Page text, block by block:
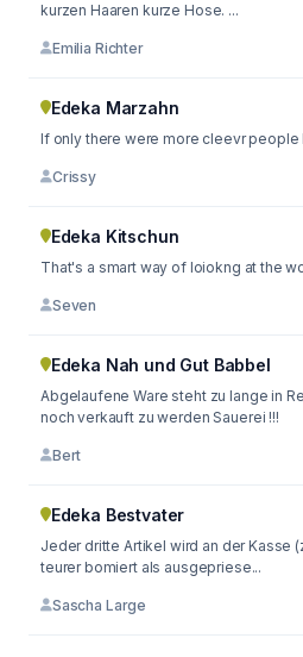
kurzen Haaren kurze Hose. ...
Emilia Richter
Edeka Marzahn
If only there were more cleevr people
Crissy
Edeka Kitschun
That's a smart way of loiokng at the
Seven
Edeka Nah und Gut Babbel
Abgelaufene Ware steht zu lange in
noch verkauft zu werden Sauerei !!!
Bert
Edeka Bestvater
Jeder dritte Artikel wird an der Kasse
teurer bomiert als ausgepriese...
Sascha Large